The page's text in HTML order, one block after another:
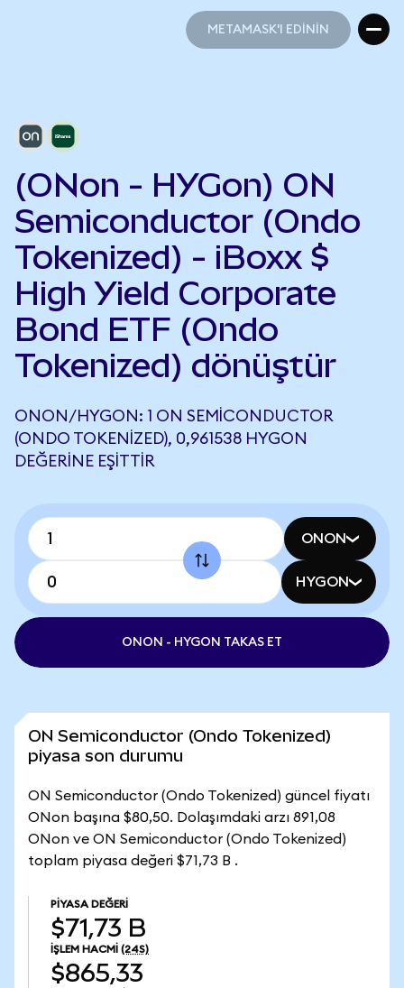
METAMASK'I EDİNİN
(ONon - HYGon) ON
Semiconductor (Ondo
Tokenized) - iBoxx $
High Yield Corporate
Bond ETF (Ondo
Tokenized) dönüştür
ONON/HYGON: 1 ON SEMICONDUCTOR
(ONDO TOKENIZED), 0,961538 HYGON
DEĞERINE EŞITTIR
ONON
HYGON
ONON - HYGON TAKAS ET
ON Semiconductor (Ondo Tokenized)
piyasa son durumu
ON Semiconductor (Ondo Tokenized) güncel fiyatı
ONon başına $80,50. Dolaşımdaki arzı 891,08
ONon ve ON Semiconductor (Ondo Tokenized)
toplam piyasa değeri $71,73 B .
PIYASA DEĞERI
$71,73 B
İŞLEM HACMI (24S)
$865,33